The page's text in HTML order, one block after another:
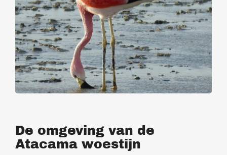
De omgeving van de
Atacama woestijn